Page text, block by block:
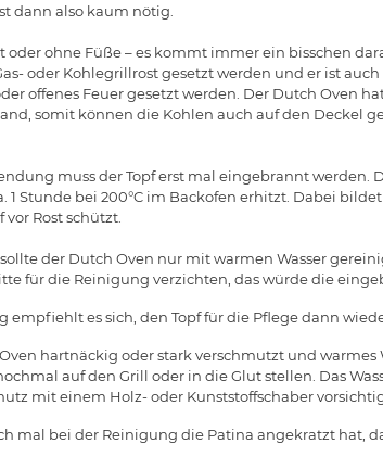
dann also kaum nötig.
oder ohne Füße – es kommt immer ein bisschen
oder Kohlegrillrost gesetzt werden und er ist
offenes Feuer gesetzt werden. Der Dutch Oven
somit können die Kohlen auch auf den Deckel
muss der Topf erst mal eingebrannt werden.
1 Stunde bei 200°C im Backofen erhitzt. Dabei
vor Rost schützt.
der Dutch Oven nur mit warmen Wasser
für die Reinigung verzichten, das würde die
empfiehlt es sich, den Topf für die Pflege dann
hartnäckig oder stark verschmutzt und warmes
auf den Grill oder in die Glut stellen. Das
mit einem Holz- oder Kunststoffschaber
mal bei der Reinigung die Patina angekratzt hat,